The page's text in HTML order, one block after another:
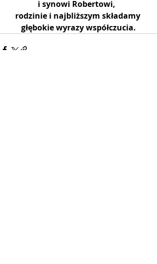
i synowi Robertowi,
rodzinie i najbliższym składamy
głębokie wyrazy współczucia.